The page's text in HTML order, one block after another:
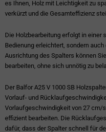
es Ihnen, Holz mit Leichtigkeit zu
verkürzt und die Gesamteffizienz
Die Holzbearbeitung erfolgt in einer
Bedienung erleichtert, sondern
Ausrichtung des Spalters können
bearbeiten, ohne sich unnötig zu
Der Balfor A25 V 1000 SB
Vorlauf- und
Vorlaufgeschwindigkeit von 27 cm/
effizient bearbeiten. Die
dafür, dass der Spalter schnell für